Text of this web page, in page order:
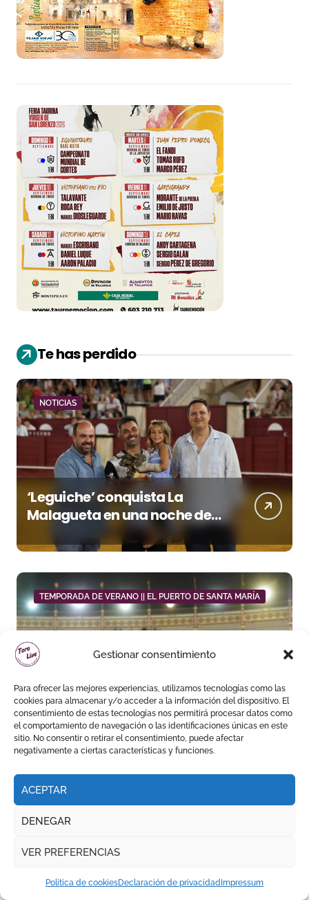
Gestionar consentimiento
Para ofrecer las mejores experiencias, utilizamos tecnologías como las
cookies para almacenar y/o acceder a la información del dispositivo. El
consentimiento de estas tecnologías nos permitirá procesar datos como
el comportamiento de navegación o las identificaciones únicas en este
sitio. No consentir o retirar el consentimiento, puede afectar
negativamente a ciertas características y funciones.
ACEPTAR
DENEGAR
VER PREFERENCIAS
Política de cookiesDeclaración de privacidad Impressum
Te has perdido
NOTICIAS
‘Leguiche’ conquista La
Malagueta en una noche de
recortes, emoción y gran
ambiente
TEMPORADA DE VERANO || EL PUERTO DE SANTA MARÍA
Daniel Crespo reivindica su
sitio con una gran faena y dos
orejas
NOTICIAS
El Puerto, a través del